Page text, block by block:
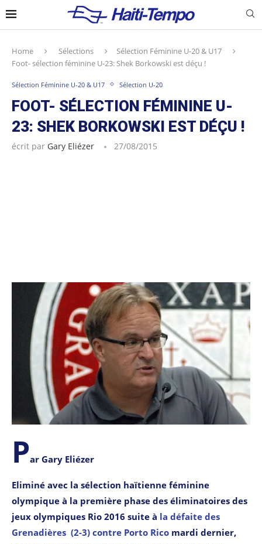
Home Sélections
Sélection Féminine U-20 & U17
Foot- sélection féminine U-23: Shek Borkowski est déçu !
Sélection Féminine U-20 & U17 Sélection U-20
FOOT- SÉLECTION FÉMININE U-
23: SHEK BORKOWSKI EST DÉÇU !
écrit par Gary Eliézer 27/08/2015
Par Gary Eliézer
Eliminé avec la sélection haïtienne féminine
olympique à la première phase des éliminatoires des
jeux olympiques Rio 2016 suite à la défaite des
Grenadières (2-3) contre Porto Rico mardi dernier,